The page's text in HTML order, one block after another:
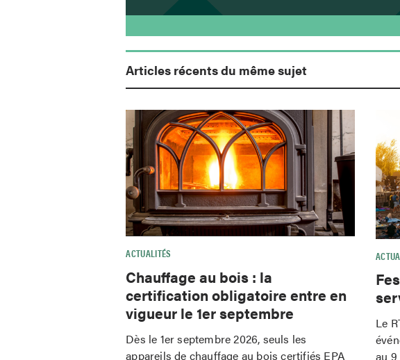
Articles récents du même sujet
ACTUALITÉS
Chauffage au bois : la
certification obligatoire entre en
vigueur le 1er septembre
Dès le 1er septembre 2026, seuls les
appareils de chauffage au bois certifiés EPA
Le
au